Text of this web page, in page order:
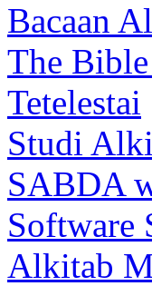
Bacaan
The
Tetelestai
Studi
SABDA
Software
Alkitab